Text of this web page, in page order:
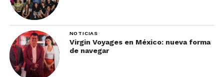
NOTICIAS
Virgin Voyages en México: nueva forma
de navegar